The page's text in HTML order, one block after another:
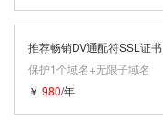
推荐畅销DV通配符SSL证书
保护1个域名+无限子域名
￥ 980/年